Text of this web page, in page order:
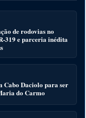
de rodovias no
319 e parceria inédita
Cabo Daciolo para ser
do Carmo